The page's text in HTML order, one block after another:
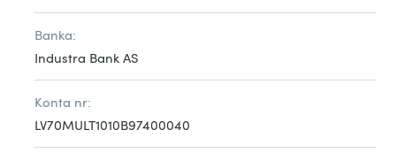
Banka:
Industra Bank AS​
Konta nr:
LV70MULT1010B97400040